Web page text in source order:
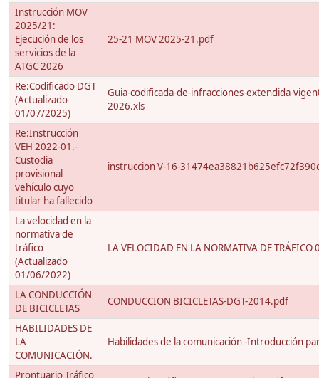
Instrucción MOV
2025/21:
Ejecución de los
servicios de la
ATGC 2026
25-21 MOV 2025-21.pdf
Re:Codificado DGT
(Actualizado
01/07/2025)
Guia-codificada-de-infracciones-extendida-
2026.xls
Re:Instrucción
VEH 2022-01.-
Custodia
provisional
vehículo cuyo
titular ha fallecido
instruccion V-16-
La velocidad en la
normativa de
tráfico
(Actualizado
01/06/2022)
LA VELOCIDAD EN LA NORMATIVA DE
LA CONDUCCIÓN
DE BICICLETAS
CONDUCCION BICICLETAS-DGT-2014.pdf
HABILIDADES DE
LA
COMUNICACIÓN.
Habilidades de la comunicación -Introducción
Prontuario Tráfico